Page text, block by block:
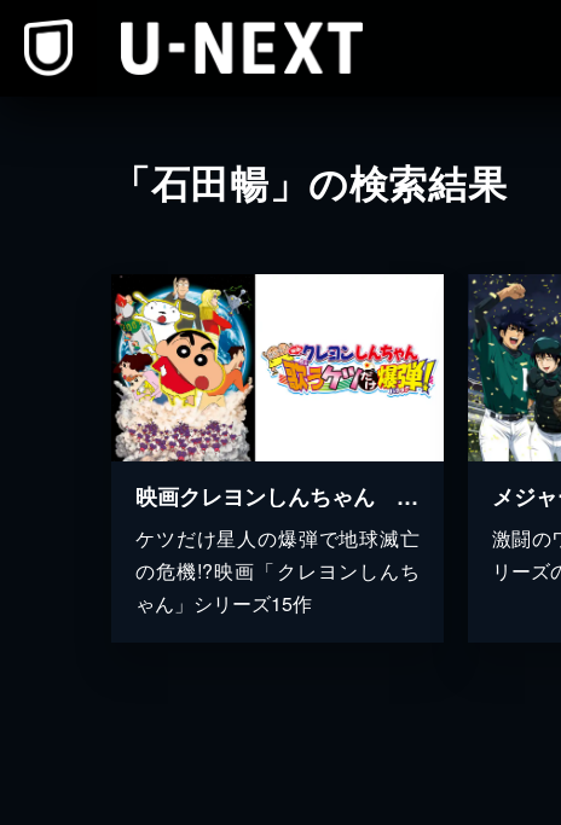
「石田暢」の検索結果
映画クレヨンしんちゃん 嵐を呼ぶ 歌うケツだけ爆弾！
ケツだけ星人の爆弾で地球滅亡
の危機!?映画「クレヨンしんち
ゃん」シリーズ15作
激闘の
リーズ